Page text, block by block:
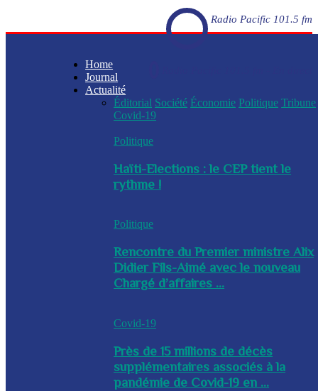
Radio Pacific 101.5 fm
Home
Journal
Actualité
Éditorial Société Économie Politique Tribune
Covid-19
Politique
Haïti-Elections : le CEP tient le
rythme !
Politique
Rencontre du Premier ministre Alix
Didier Fils-Aimé avec le nouveau
Chargé d’affaires ...
Covid-19
Près de 15 millions de décès
supplémentaires associés à la
pandémie de Covid-19 en ...